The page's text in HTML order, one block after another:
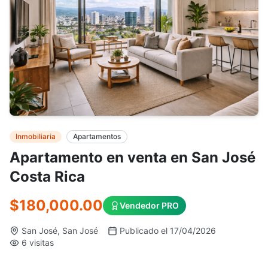
Apartamento en venta en San José
Costa Rica
Inmobiliaria Apartamentos
$180,000.00 Vendedor PRO
San José, San José
Publicado el 17/04/2026
6 visitas